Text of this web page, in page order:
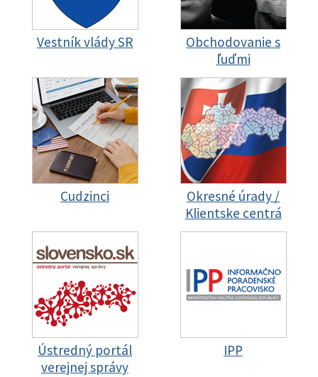
Vestník vlády SR
Obchodovanie s
ľuďmi
Cudzinci
Okresné úrady /
Klientske centrá
Ústredný portál
verejnej správy
IPP